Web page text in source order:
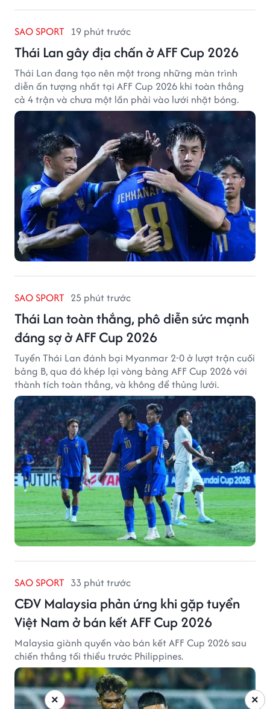
SAO SPORT 19 phút trước
Thái Lan gây địa chấn ở AFF Cup 2026
Thái Lan đang tạo nên một trong những màn trình
diễn ấn tượng nhất tại AFF Cup 2026 khi toàn thắng
cả 4 trận và chưa một lần phải vào lưới nhặt bóng.
SAO SPORT 25 phút trước
Thái Lan toàn thắng, phô diễn sức mạnh
đáng sợ ở AFF Cup 2026
Tuyển Thái Lan đánh bại Myanmar 2-0 ở lượt trận cuối
bảng B, qua đó khép lại vòng bảng AFF Cup 2026 với
thành tích toàn thắng, và không để thủng lưới.
SAO SPORT 33 phút trước
CĐV Malaysia phản ứng khi gặp tuyển
Việt Nam ở bán kết AFF Cup 2026
Malaysia giành quyền vào bán kết AFF Cup 2026 sau
chiến thắng tối thiểu trước Philippines.
×
×